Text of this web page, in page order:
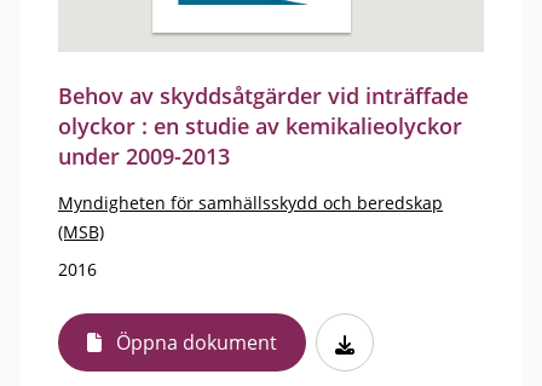
Behov av skyddsåtgärder vid inträffade
olyckor : en studie av kemikalieolyckor
under 2009-2013
Myndigheten för samhällsskydd och beredskap
(MSB)
2016
Öppna dokument